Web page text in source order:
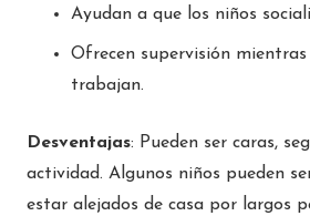
Ayudan a que los niños
Ofrecen supervisión mientras
trabajan.
Desventajas: Pueden ser caras,
actividad. Algunos niños pueden
estar alejados de casa por largos